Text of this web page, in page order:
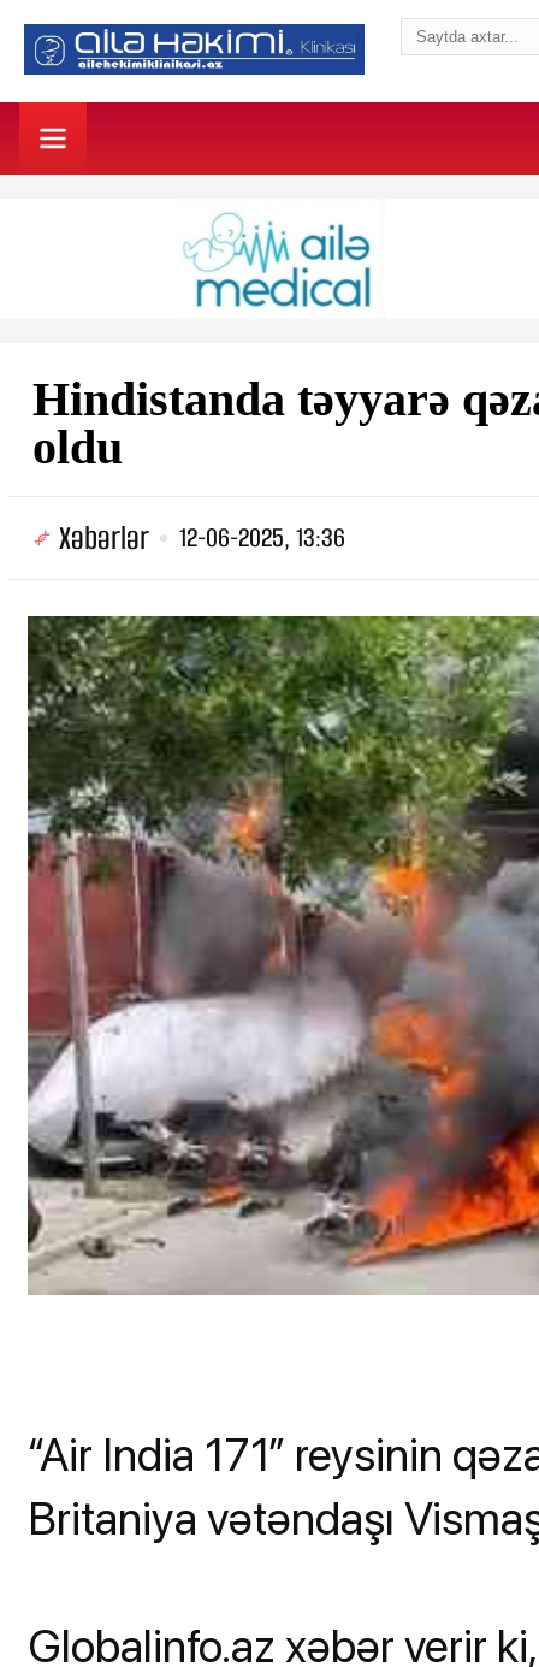
Hindistanda təyyarə
oldu
Xəbərlər 12-06-2025, 13:36
“Air India 171” reysinin
Britaniya vətəndaşı
Globalinfo.az xəbər verir